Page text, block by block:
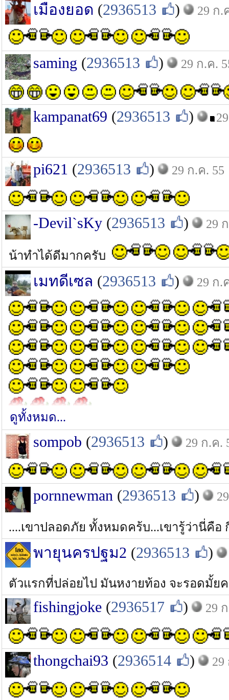
เมืองยอด (2936513 ) 29 ก.
saming (2936513 ) 29 ก.ค.
kampanat69 (2936513 )
pi621 (2936513 ) 29 ก.ค. 55
-Devil`sKy (2936513 ) 29
น้าทำได้ดีมากครับ
เมทดีเซล (2936513 ) 29 ก.
ดูทั้งหมด...
sompob (2936513 ) 29 ก.ค.
pornnewman (2936513 )
....เขาปลอดภัย ทั้งหมดคร้บ...เขารู้ว่านี่คื
พายุนครปฐม2 (2936513 )
ตัวแรกที่ปล่อยไป มันหงายท้อง จะรอดมั้
fishingjoke (2936517 ) 29
thongchai93 (2936514 ) 29